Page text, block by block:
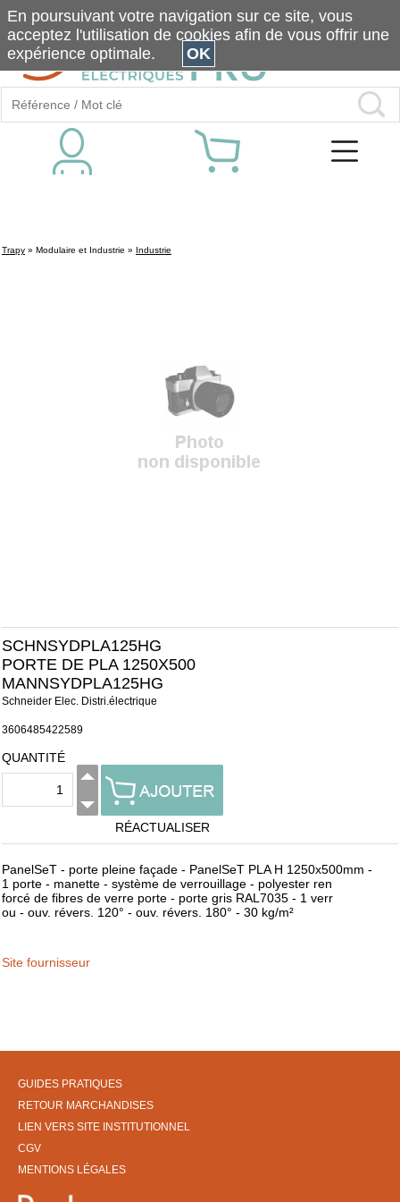
Trapy » Modulaire et Industrie » Industrie
SCHNSYDPLA125HG
PORTE DE PLA 1250X500
MANNSYDPLA125HG
Schneider Elec. Distri.électrique
3606485422589
QUANTITÉ
RÉACTUALISER
PanelSeT - porte pleine façade - PanelSeT PLA H 1250x500mm -
1 porte - manette - système de verrouillage - polyester ren
forcé de fibres de verre porte - porte gris RAL7035 - 1 verr
ou - ouv. révers. 120° - ouv. révers. 180° - 30 kg/m²
Site fournisseur
GUIDES PRATIQUES
RETOUR MARCHANDISES
LIEN VERS SITE INSTITUTIONNEL
CGV
MENTIONS LÉGALES
En poursuivant votre navigation sur ce site, vous
acceptez l'utilisation de cookies afin de vous offrir une
expérience optimale.
OK